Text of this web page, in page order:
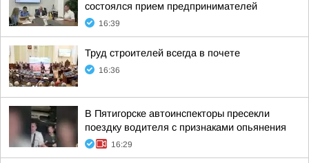
состоялся прием предпринимателей
16:39
Труд строителей всегда в почете
16:36
В Пятигорске автоинспекторы пресекли
поездку водителя с признаками опьянения
16:29